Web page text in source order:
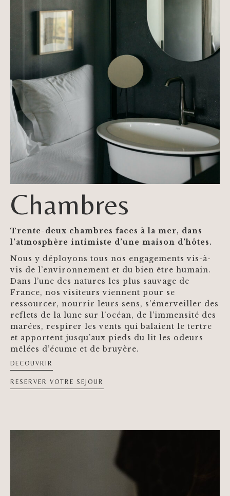
Chambres
Trente-deux chambres faces à la mer, dans
l’atmosphère intimiste d’une maison d’hôtes.
Nous y déployons tous nos engagements vis-à-
vis de l’environnement et du bien être humain.
Dans l’une des natures les plus sauvage de
France, nos visiteurs viennent pour se
ressourcer, nourrir leurs sens, s’émerveiller des
reflets de la lune sur l’océan, de l’immensité des
marées, respirer les vents qui balaient le tertre
et apportent jusqu’aux pieds du lit les odeurs
mêlées d’écume et de bruyère.
DECOUVRIR
RESERVER VOTRE SEJOUR